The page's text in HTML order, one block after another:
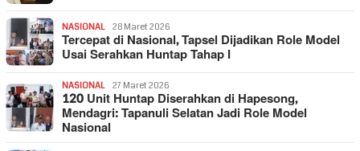
NASIONAL 28 Maret 2026
Tercepat di Nasional, Tapsel Dijadikan Role Model
Usai Serahkan Huntap Tahap I
NASIONAL 27 Maret 2026
120 Unit Huntap Diserahkan di Hapesong,
Mendagri: Tapanuli Selatan Jadi Role Model
Nasional